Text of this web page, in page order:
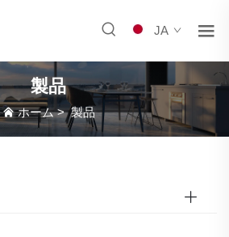
JA
製品
ホーム>製品